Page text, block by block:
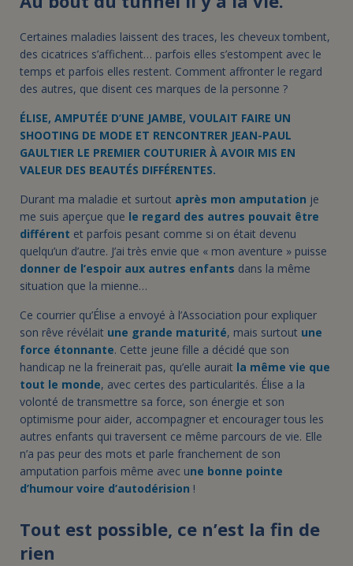
Certaines maladies laissent des traces, les cheveux tombent,
des cicatrices s’affichent… parfois elles s’estompent avec le
temps et parfois elles restent. Comment affronter le regard
des autres, que disent ces marques de la personne ?
ÉLISE, AMPUTÉE D’UNE JAMBE, VOULAIT FAIRE UN
SHOOTING DE MODE ET RENCONTRER JEAN-PAUL
GAULTIER LE PREMIER COUTURIER À AVOIR MIS EN
VALEUR DES BEAUTÉS DIFFÉRENTES.
Durant ma maladie et surtout après mon amputation je
me suis aperçue que le regard des autres pouvait être
différent et parfois pesant comme si on était devenu
quelqu’un d’autre. J’ai très envie que « mon aventure » puisse
donner de l’espoir aux autres enfants dans la même
situation que la mienne…
Ce courrier qu’Élise a envoyé à l’Association pour expliquer
son rêve révélait une grande maturité, mais surtout une
force étonnante. Cette jeune fille a décidé que son
handicap ne la freinerait pas, qu’elle aurait la même vie que
tout le monde, avec certes des particularités. Élise a la
volonté de transmettre sa force, son énergie et son
optimisme pour aider, accompagner et encourager tous les
autres enfants qui traversent ce même parcours de vie. Elle
n’a pas peur des mots et parle franchement de son
amputation parfois même avec une bonne pointe
d’humour voire d’autodérision !
Tout est possible, ce n’est la fin de
rien